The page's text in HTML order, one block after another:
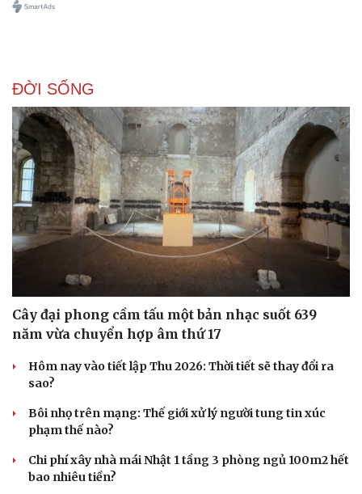
Doanh nghiệp
Thông tin doanh nghiệp
Doanh nghiệp 24h
Doanh nhân
Vì cộng đồng
Tin Công nghệ
Trải nghiệm
Chuyển đổi số
ĐỜI SỐNG
Cây đại phong cầm tấu một bản nhạc suốt 639
năm vừa chuyển hợp âm thứ 17
Hôm nay vào tiết lập Thu 2026: Thời tiết sẽ thay đổi ra
sao?
Bôi nhọ trên mạng: Thế giới xử lý người tung tin xúc
phạm thế nào?
Chi phí xây nhà mái Nhật 1 tầng 3 phòng ngủ 100m2 hết
bao nhiêu tiền?